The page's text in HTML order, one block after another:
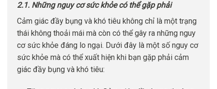
2.1. Những nguy cơ sức khỏe có thể gặp phải
Cảm giác đầy bụng và khó tiêu không chỉ là một trạng
thái không thoải mái mà còn có thể gây ra những nguy
cơ sức khỏe đáng lo ngại. Dưới đây là một số nguy cơ
sức khỏe mà có thể xuất hiện khi bạn gặp phải cảm
giác đầy bụng và khó tiêu: